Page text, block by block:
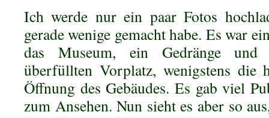
Ich werde nur ein paar Fotos
gerade wenige gemacht habe. Es war
das Museum, ein Gedränge und
überfüllten Vorplatz, wenigstens die
Öffnung des Gebäudes. Es gab viel
zum Ansehen. Nun sieht es aber so